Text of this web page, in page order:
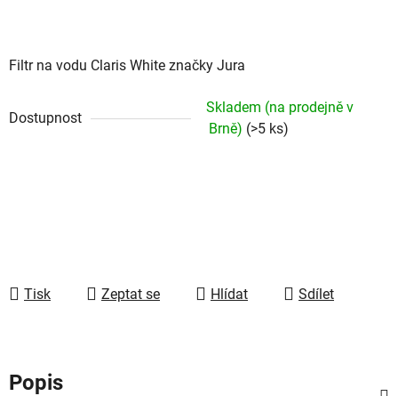
Filtr na vodu Claris White značky Jura
Dostupnost
Skladem (na prodejně v
Brně) (>5 ks)
Tisk Zeptat se Hlídat Sdílet
Popis